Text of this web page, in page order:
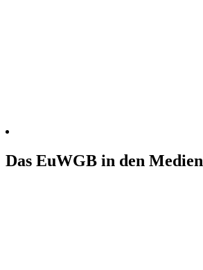
Das EuWGB in den Medien